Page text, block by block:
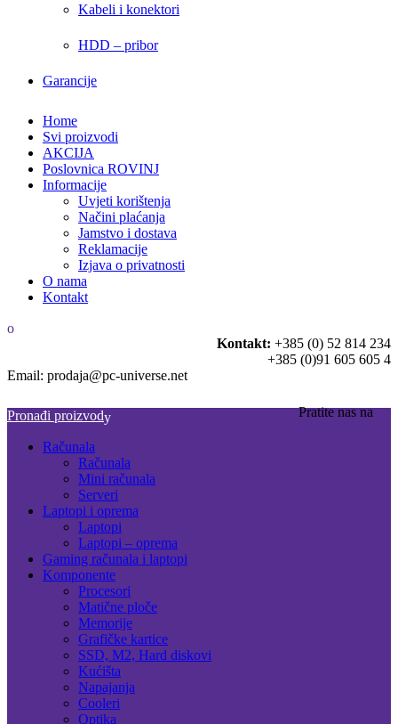
Kabeli i konektori
HDD – pribor
Garancije
Home
Svi proizvodi
AKCIJA
Poslovnica ROVINJ
Informacije
Uvjeti korištenja
Načini plaćanja
Jamstvo i dostava
Reklamacije
Izjava o privatnosti
O nama
Kontakt
Kontakt: +385 (0) 52 814 234
+385 (0)91 605 605 4
Email: prodaja@pc-universe.net
Pratite nas na
Pronađi proizvod
Računala
Računala
Mini računala
Serveri
Laptopi i oprema
Laptopi
Laptopi – oprema
Gaming računala i laptopi
Komponente
Procesori
Matične ploče
Memorije
Grafičke kartice
SSD, M2, Hard diskovi
Kućišta
Napajanja
Cooleri
Optika